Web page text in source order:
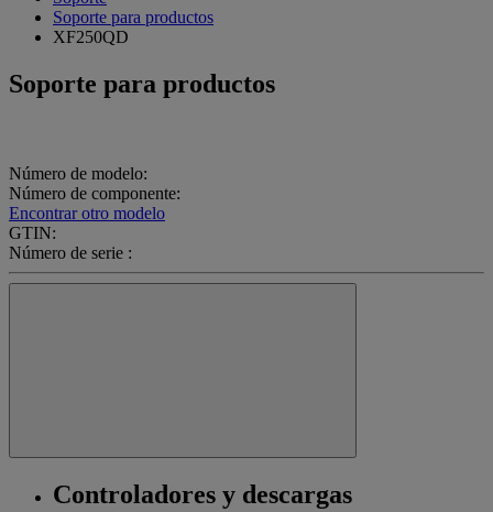
Soporte para productos
XF250QD
Soporte para productos
Número de modelo:
Número de componente:
Encontrar otro modelo
GTIN:
Número de serie :
Controladores y descargas